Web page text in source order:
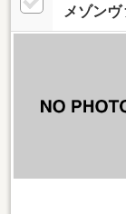
メゾン